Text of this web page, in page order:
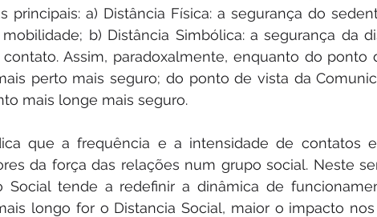
principais: a) Distância Física: a segurança do
b) Distância Simbólica: a segurança da
Assim, paradoxalmente, enquanto do ponto
perto mais seguro; do ponto de vista da
mais longe mais seguro.
que a frequência e a intensidade de contatos
da força das relações num grupo social. Neste
Social tende a redefinir a dinâmica de
longo for o Distancia Social, maior o impacto